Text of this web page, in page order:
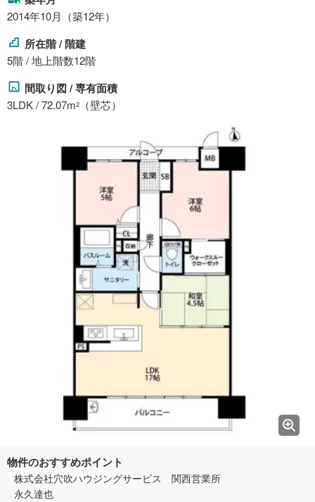
2014年10月（築12年）
所在階 / 階建
5階 / 地上階数12階
間取り図 / 専有面積
3LDK / 72.07m2 （壁芯）
物件のおすすめポイント
株式会社穴吹ハウジングサービス 関西営業所
永久達也